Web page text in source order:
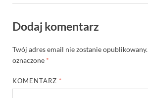
Dodaj komentarz
Twój adres email nie zostanie opublikowany.
oznaczone *
KOMENTARZ *